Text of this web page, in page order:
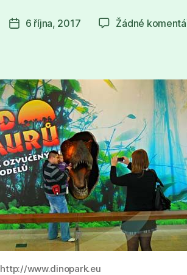
Datum
6 října, 2017 Žádné
http://www.dinopark.eu